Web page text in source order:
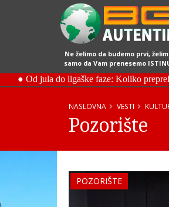
Ne želimo da budemo prvi,
samo da Vam prenesemo
NASLOVNA VESTI
Pozorište
POZORIŠTE